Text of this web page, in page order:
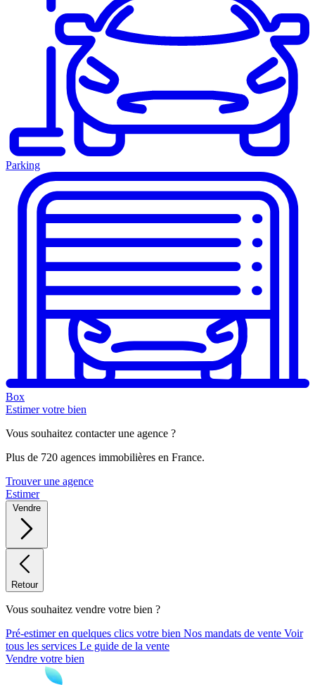
Parking
Box
Estimer votre bien
Vous souhaitez contacter une agence ?
Plus de 720 agences immobilières en France.
Trouver une agence
Estimer
Vendre
Retour
Vous souhaitez vendre votre bien ?
Pré-estimer en quelques clics votre bien Nos mandats de vente Voir
tous les services Le guide de la vente
Vendre votre bien